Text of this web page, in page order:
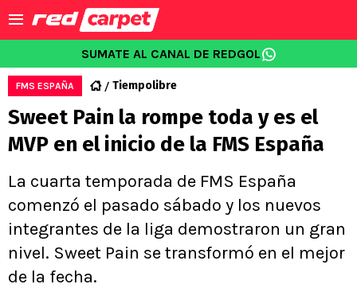
SUMATE AL CANAL DE REDGOL
FMS ESPAÑA Tiempolibre
Sweet Pain la rompe toda y es el
MVP en el inicio de la FMS España
La cuarta temporada de FMS España
comenzó el pasado sábado y los nuevos
integrantes de la liga demostraron un gran
nivel. Sweet Pain se transformó en el mejor
de la fecha.